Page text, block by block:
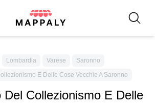
Lombardia Varese
Saronno
E Delle Cose Vecchie A Saronno
Del Collezionismo E Delle